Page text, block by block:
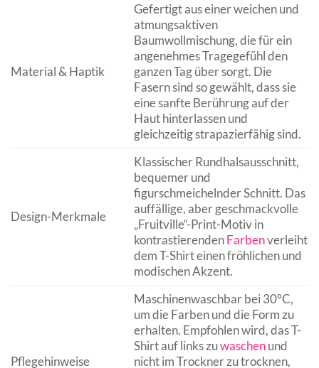
Material & Haptik
Gefertigt aus einer weichen und
atmungsaktiven
Baumwollmischung, die für ein
angenehmes Tragegefühl den
ganzen Tag über sorgt. Die
Fasern sind so gewählt, dass sie
eine sanfte Berührung auf der
Haut hinterlassen und
gleichzeitig strapazierfähig sind.
Design-Merkmale
Klassischer Rundhalsausschnitt,
bequemer und
figurschmeichelnder Schnitt. Das
auffällige, aber geschmackvolle
„Fruitville“-Print-Motiv in
kontrastierendenFarbenverleiht
dem T-Shirt einen fröhlichen und
modischen Akzent.
Pflegehinweise
Maschinenwaschbar bei 30°C,
um die Farben und die Form zu
erhalten. Empfohlen wird, das T-
Shirt auf links zuwaschenund
nicht im Trockner zu trocknen,